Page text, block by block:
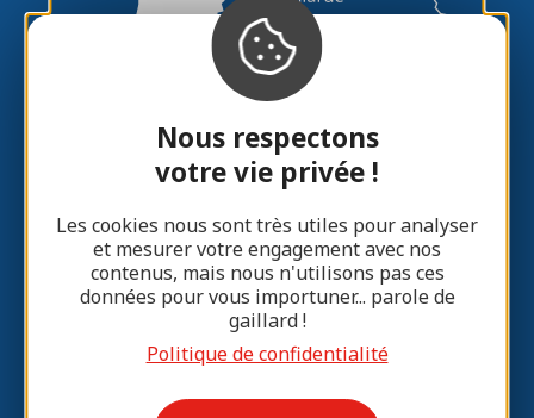
Nous respectons
votre vie privée !
Les cookies nous sont très utiles pour analyser
et mesurer votre engagement avec nos
contenus, mais nous n'utilisons pas ces
données pour vous importuner... parole de
gaillard !
Politique de confidentialité
Contact
Laisser un message
05 55 85 37 97